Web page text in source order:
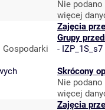
Nie
więcej
Gospodarki
Zajęcia
Grupy
- IZP_1S_s7
Skrócony
Nie
więcej
Zajęcia